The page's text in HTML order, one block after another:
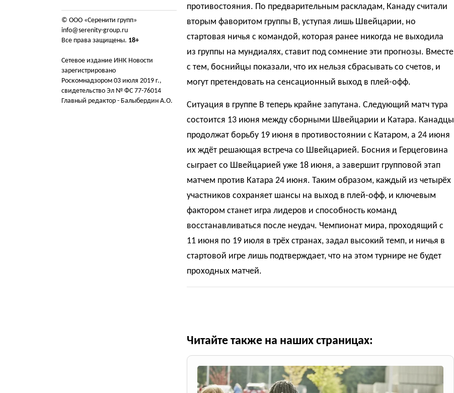
© ООО «Серенити групп»
info@serenity-group.ru
Все права защищены. 18+
Сетевое издание ИНК Новости
зарегистрировано
Роскомнадзором 03 июля 2019 г.,
свидетельство Эл № ФС 77-76014
Главный редактор - Балыбердин А.О.
противостояния. По предварительным раскладам, Канаду считали
вторым фаворитом группы B, уступая лишь Швейцарии, но
стартовая ничья с командой, которая ранее никогда не выходила
из группы на мундиалях, ставит под сомнение эти прогнозы. Вместе
с тем, боснийцы показали, что их нельзя сбрасывать со счетов, и
могут претендовать на сенсационный выход в плей-офф.
Ситуация в группе B теперь крайне запутана. Следующий матч тура
состоится 13 июня между сборными Швейцарии и Катара. Канадцы
продолжат борьбу 19 июня в противостоянии с Катаром, а 24 июня
их ждёт решающая встреча со Швейцарией. Босния и Герцеговина
сыграет со Швейцарией уже 18 июня, а завершит групповой этап
матчем против Катара 24 июня. Таким образом, каждый из четырёх
участников сохраняет шансы на выход в плей-офф, и ключевым
фактором станет игра лидеров и способность команд
восстанавливаться после неудач. Чемпионат мира, проходящий с
11 июня по 19 июля в трёх странах, задал высокий темп, и ничья в
стартовой игре лишь подтверждает, что на этом турнире не будет
проходных матчей.
Читайте также на наших страницах: